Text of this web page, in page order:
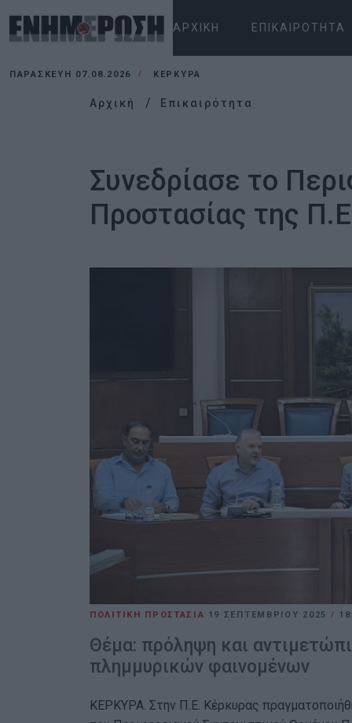
ΑΡΧΙΚΉ ΕΠΙΚΑΙΡΌΤΗΤΑ
ΠΑΡΑΣΚΕΥΉ 07.08.2026 ΚΕΡΚΥΡΑ
Αρχική Επικαιρότητα
Συνεδρίασε το
Προστασίας της
ΠΟΛΙΤΙΚΗ ΠΡΟΣΤΑΣΙΑ 19 ΣΕΠΤΕΜΒΡΊΟΥ 2025 /
Θέμα: πρόληψη και
πλημμυρικών φαινομένων
ΚΕΡΚΥΡΑ. Στην Π.Ε. Κέρκυρας